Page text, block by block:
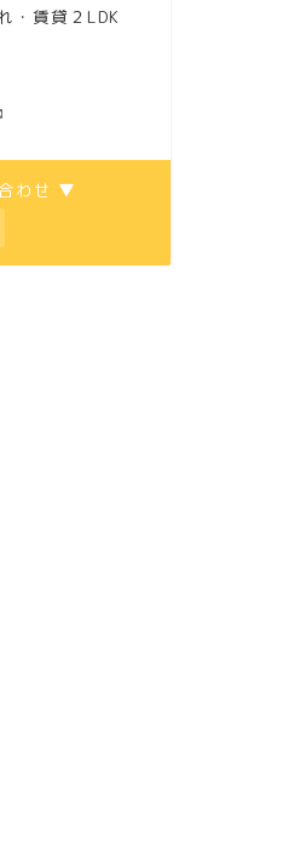
・賃貸２LDK
わせ ▼